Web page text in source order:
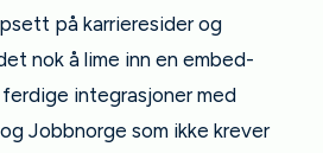
på karrieresider og
nok å lime inn en embed-
integrasjoner med
Jobbnorge som ikke krever